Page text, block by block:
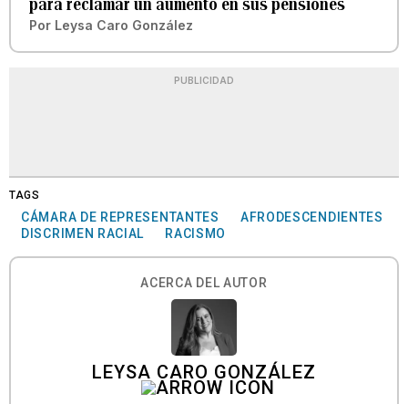
para reclamar un aumento en sus pensiones
Por Leysa Caro González
PUBLICIDAD
TAGS
CÁMARA DE REPRESENTANTES
AFRODESCENDIENTES
DISCRIMEN RACIAL
RACISMO
ACERCA DEL AUTOR
LEYSA CARO GONZÁLEZ